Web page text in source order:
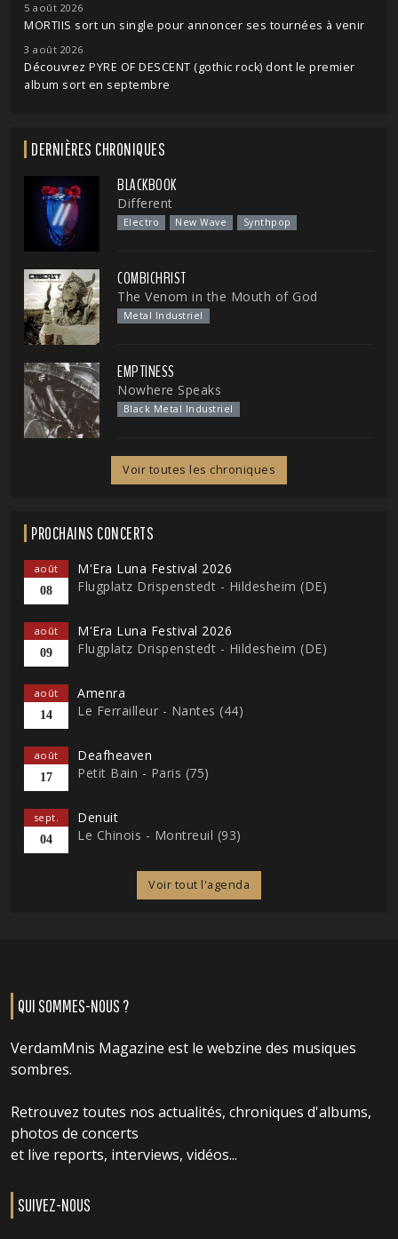
5 août 2026
MORTIIS sort un single pour annoncer ses tournées à venir
3 août 2026
Découvrez PYRE OF DESCENT (gothic rock) dont le premier
album sort en septembre
DERNIÈRES CHRONIQUES
BLACKBOOK
Different
Electro New Wave Synthpop
COMBICHRIST
The Venom in the Mouth of God
Metal Industriel
EMPTINESS
Nowhere Speaks
Black Metal Industriel
Voir toutes les chroniques
PROCHAINS CONCERTS
août
08
M'Era Luna Festival 2026
Flugplatz Drispenstedt - Hildesheim (DE)
août
09
M'Era Luna Festival 2026
Flugplatz Drispenstedt - Hildesheim (DE)
août
14
Amenra
Le Ferrailleur - Nantes (44)
août
17
Deafheaven
Petit Bain - Paris (75)
sept.
04
Denuit
Le Chinois - Montreuil (93)
Voir tout l'agenda
QUI SOMMES-NOUS ?
VerdamMnis Magazine est le webzine des musiques
sombres.
Retrouvez toutes nos actualités, chroniques d'albums,
photos de concerts
et live reports, interviews, vidéos...
SUIVEZ-NOUS